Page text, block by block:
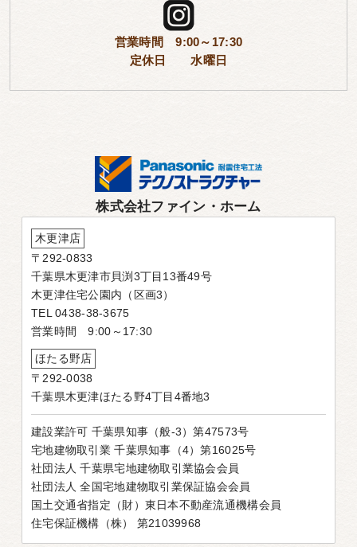
営業時間 9:00～17:30
定休日 水曜日
株式会社ファイン・ホーム
木更津店
〒292-0833
千葉県木更津市貝渕3丁目13番49号
木更津住宅公園内（区画3）
TEL 0438-38-3675
営業時間 9:00～17:30
ほたる野店
〒292-0038
千葉県木更津ほたる野4丁目4番地3
建設業許可 千葉県知事（般-3）第47573号
宅地建物取引業 千葉県知事（4）第16025号
社団法人 千葉県宅地建物取引業協会会員
社団法人 全国宅地建物取引業保証協会会員
国土交通省指定（財）東日本不動産流通機構会員
住宅保証機構（株） 第21039968